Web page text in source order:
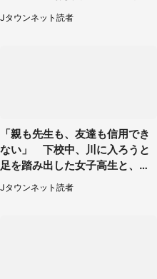
たもの（山口県・30代女性）
Jタウンネット読者
「親も先生も、友達も信用でき
ない」 下校中、川に入ろうと
足を踏み出した女子高生と、彼
女を止めた予想外の存在
Jタウンネット読者